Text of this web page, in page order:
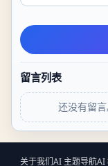
留言列表
还没有留
关于我们AI 主题导航AI